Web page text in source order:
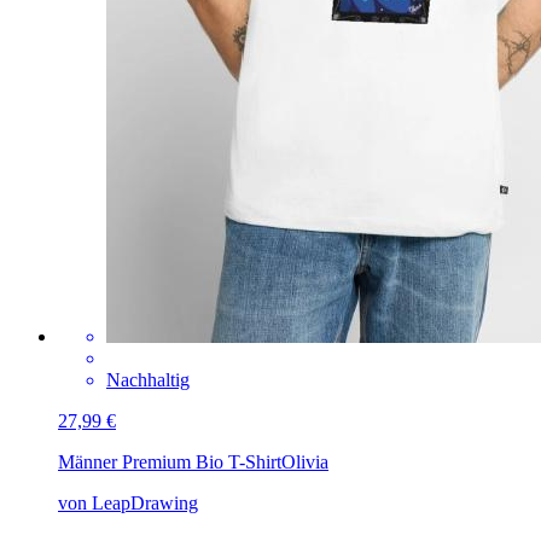
Nachhaltig
27,99 €
Männer Premium Bio T-ShirtOlivia
von LeapDrawing